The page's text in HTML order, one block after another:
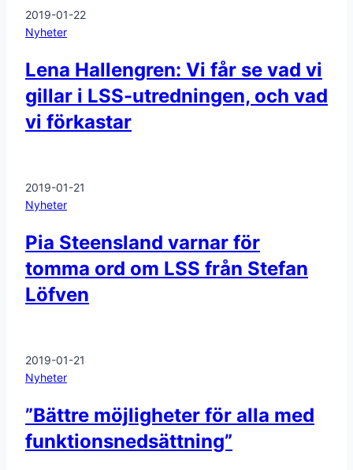
2019-01-22
Nyheter
Lena Hallengren: Vi får se vad vi
gillar i LSS-utredningen, och vad
vi förkastar
2019-01-21
Nyheter
Pia Steensland varnar för
tomma ord om LSS från Stefan
Löfven
2019-01-21
Nyheter
”Bättre möjligheter för alla med
funktionsnedsättning”